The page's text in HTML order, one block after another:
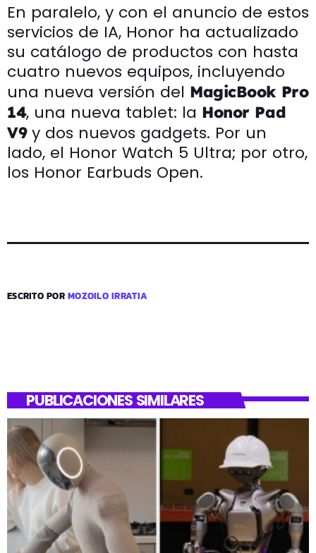
En paralelo, y con el anuncio de estos
servicios de IA, Honor ha actualizado
su catálogo de productos con hasta
cuatro nuevos equipos, incluyendo
una nueva versión del MagicBook Pro
14, una nueva tablet: la Honor Pad
V9y dos nuevos gadgets. Por un
lado, el Honor Watch 5 Ultra; por otro,
los Honor Earbuds Open.
ESCRITO PORMOZOILO IRRATIA
PUBLICACIONES SIMILARES